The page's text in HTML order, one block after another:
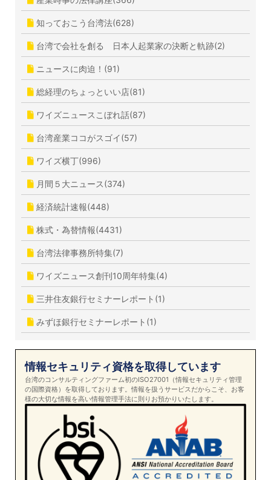
知っておこう台湾法(628)
台湾で会社を創る 日本人起業家の決断と軌跡(2)
ニュースに肉迫！(91)
総経理のちょっといい店(81)
ワイズニュースこぼれ話(87)
台湾産業ココがスゴイ(57)
ワイズ横丁(996)
月間５大ニュース(374)
経済統計速報(448)
株式・為替情報(4431)
台湾法律事務所特集(7)
ワイズニュース創刊10周年特集(4)
三井住友銀行セミナーレポート(1)
みずほ銀行セミナーレポート(1)
情報セキュリティ資格を取得しています
台湾のコンサルティングファーム初のISO27001（情報セキュリティ管理
の国際資格）を取得しております。情報を扱うサービスだからこそ、お客
様の大切な情報を高い情報管理手法に則りお預かりいたします。